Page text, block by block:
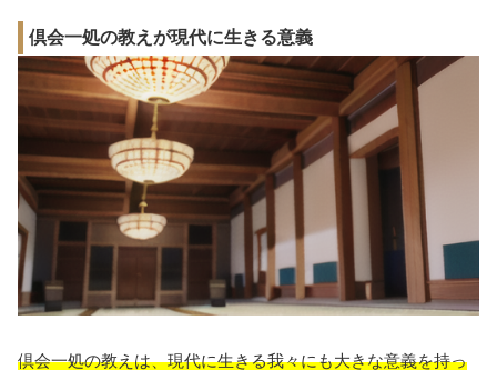
倶会一処の教えが現代に生きる意義
倶会一処の教えは、現代に生きる我々にも大きな意義を持っ